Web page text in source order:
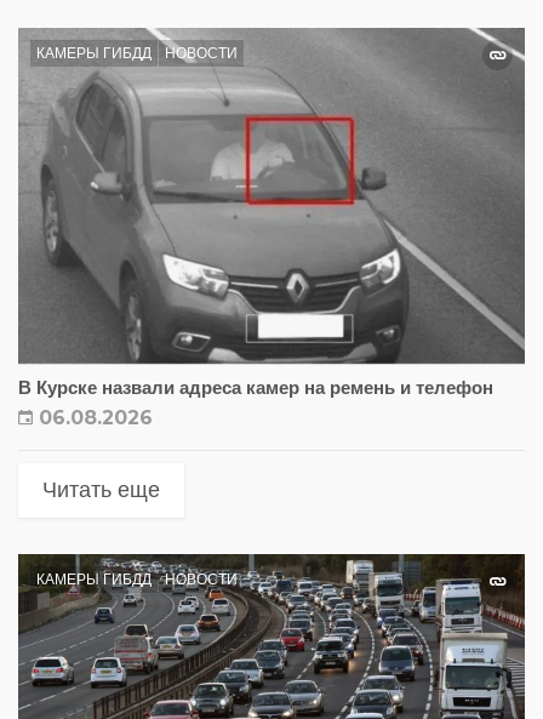
КАМЕРЫ ГИБДД НОВОСТИ
В Курске назвали адреса камер на ремень и телефон
06.08.2026
Читать еще
КАМЕРЫ ГИБДД НОВОСТИ